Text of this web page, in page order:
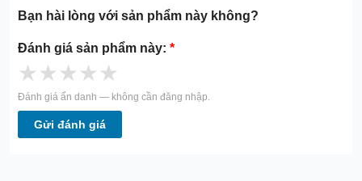
Bạn hài lòng với sản phẩm này không?
Đánh giá sản phẩm này:*
★★★★★
Đánh giá ẩn danh — không cần đăng nhập.
Gửi đánh giá